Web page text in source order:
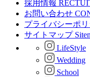
採用情報
お問い合わせ
プライバシーポ
サイトマップ
LifeStyle
Wedding
School